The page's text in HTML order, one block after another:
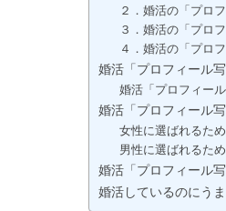
２．婚活の「プロ
３．婚活の「プロ
４．婚活の「プロ
婚活「プロフィール
婚活「プロフィー
婚活「プロフィール
女性に選ばれるた
男性に選ばれるた
婚活「プロフィール
婚活しているのにう